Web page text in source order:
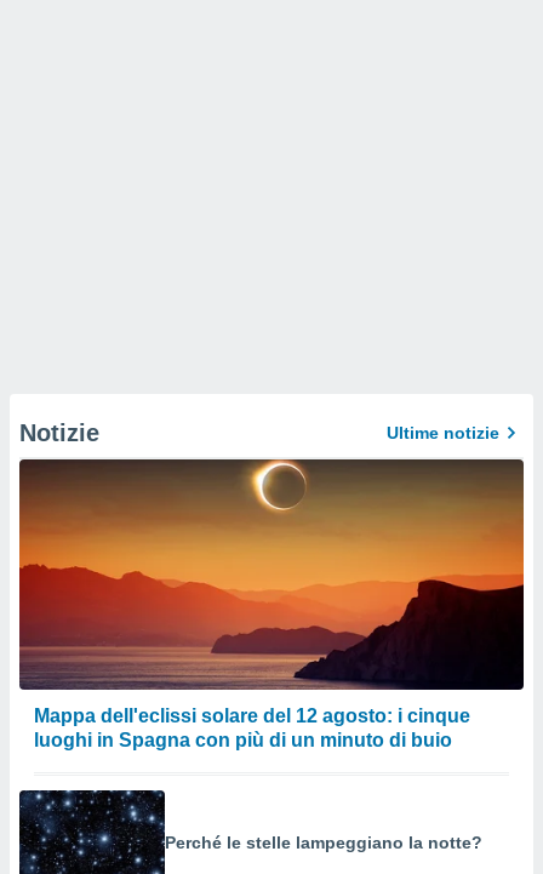
Notizie Ultime notizie
Mappa dell'eclissi solare del 12 agosto: i cinque
luoghi in Spagna con più di un minuto di buio
Perché le stelle lampeggiano la notte?